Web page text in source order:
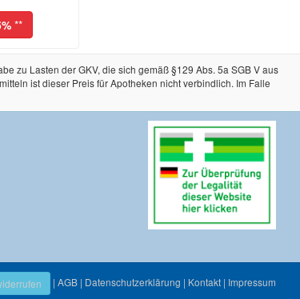
**
zu Lasten der GKV, die sich gemäß §129 Abs. 5a SGB V aus
ist dieser Preis für Apotheken nicht verbindlich. Im Falle
| AGB | Datenschutzerklärung | Kontakt | Impressum